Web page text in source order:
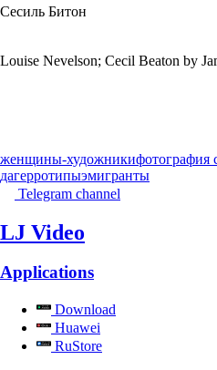
Сесиль Битон
Louise Nevelson; Cecil Beaton by
женщины-художникифотография
дагерротипыэмигранты
Telegram channel
LJ Video
Applications
Download
Huawei
RuStore